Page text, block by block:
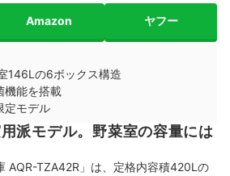
Amazon ヤフー
146Lの6ボックス構造
機能を搭載
定モデル
派モデル。野菜室の容量には
AQR-TZA42R」は、定格内容積420Lの